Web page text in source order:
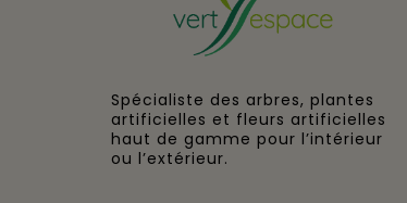
Spécialiste des arbres, plantes
artificielles et fleurs artificielles
haut de gamme pour l’intérieur
ou l’extérieur.